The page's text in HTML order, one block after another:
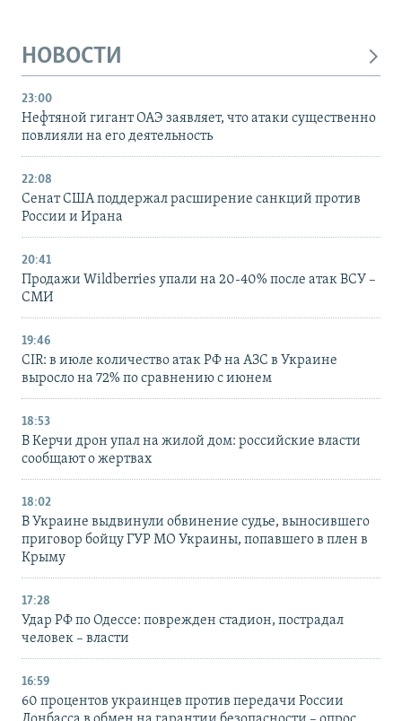
НОВОСТИ
23:00
Нефтяной гигант ОАЭ заявляет, что атаки существенно
повлияли на его деятельность
22:08
Сенат США поддержал расширение санкций против
России и Ирана
20:41
Продажи Wildberries упали на 20-40% после атак ВСУ –
СМИ
19:46
CIR: в июле количество атак РФ на АЗС в Украине
выросло на 72% по сравнению с июнем
18:53
В Керчи дрон упал на жилой дом: российские власти
сообщают о жертвах
18:02
В Украине выдвинули обвинение судье, выносившего
приговор бойцу ГУР МО Украины, попавшего в плен в
Крыму
17:28
Удар РФ по Одессе: поврежден стадион, пострадал
человек – власти
16:59
60 процентов украинцев против передачи России